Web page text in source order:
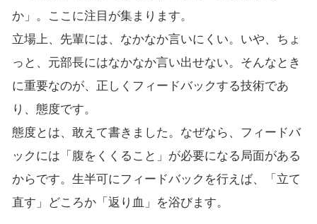
か」。ここに注目が集まります。
立場上、先輩には、なかなか言いにくい。いや、ちょ
っと、元部長にはなかなか言い出せない。そんなとき
に重要なのが、正しくフィードバックする技術であ
り、態度です。
態度とは、敢えて書きました。なぜなら、フィードバ
ックには「腹をくくること」が必要になる局面がある
からです。生半可にフィードバックを行えば、「立て
直す」どころか「返り血」を浴びます。